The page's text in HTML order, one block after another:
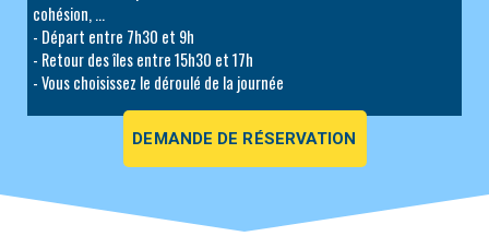
cohésion, ...
- Départ entre 7h30 et 9h
- Retour des îles entre 15h30 et 17h
- Vous choisissez le déroulé de la journée
DEMANDE DE RÉSERVATION